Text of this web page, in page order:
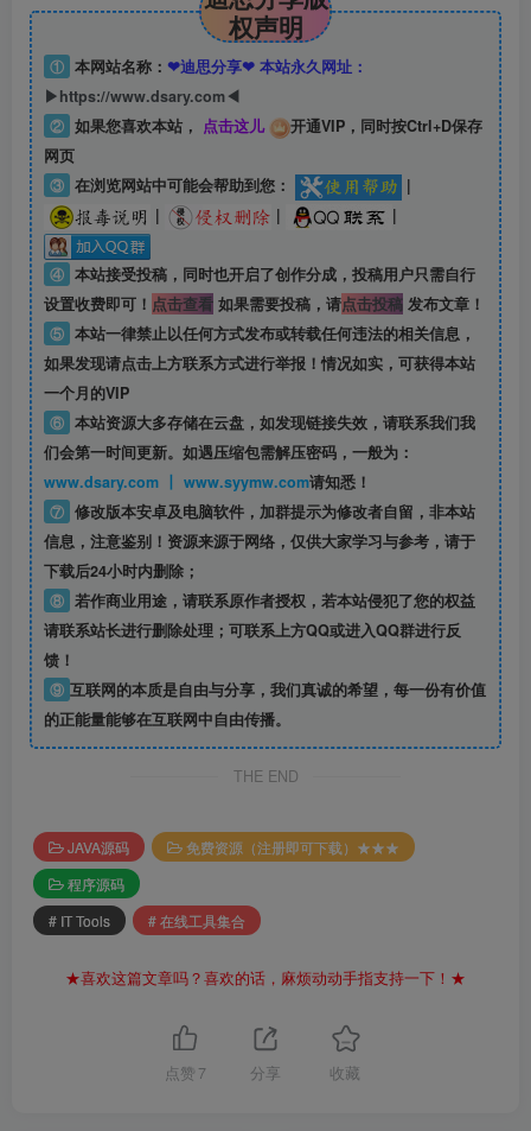
权声明
① 本网站名称： ❤迪思分享❤ 本站永久网址：
▶https://www.dsary.com◀
② 如果您喜欢本站， 点击这儿
开通VIP，同时按Ctrl+D保存
网页
③ 在浏览网站中可能会帮助到您：
|
|
| |
④ 本站接受投稿，同时也开启了创作分成，投稿用户只需自行
设置收费即可！ 点击查看如果需要投稿，请点击投稿发布文章！
⑤ 本站一律禁止以任何方式发布或转载任何违法的相关信息，
如果发现请点击上方联系方式进行举报！情况如实，可获得本站
一个月的VIP
⑥ 本站资源大多存储在云盘，如发现链接失效，请联系我们我
们会第一时间更新。如遇压缩包需解压密码，一般为：
www.dsary.com 丨 www.syymw.com请知悉！
⑦ 修改版本安卓及电脑软件，加群提示为修改者自留， 非本站
信息，注意鉴别！资源来源于网络，仅供大家学习与参考，请于
下载后24小时内删除；
⑧ 若作商业用途，请联系原作者授权，若本站侵犯了您的权益
请联系站长进行删除处理；可联系上方QQ或进入QQ群进行反
馈！
⑨ 互联网的本质是自由与分享，我们真诚的希望，每一份有价值
的正能量能够在互联网中自由传播。
THE END
JAVA源码
免费资源（注册即可下载）★★★
程序源码
# IT Tools
# 在线工具集合
★喜欢这篇文章吗？喜欢的话，麻烦动动手指支持一下！★
点赞 7 分享 收藏